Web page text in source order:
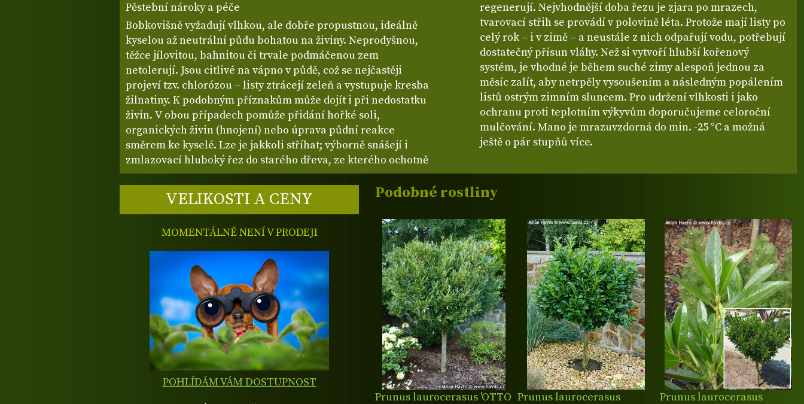
Pěstební nároky a péče
Bobkovišně vyžadují vlhkou, ale dobře propustnou, ideálně
kyselou až neutrální půdu bohatou na živiny. Neprodyšnou,
těžce jílovitou, bahnitou či trvale podmáčenou zem
netolerují. Jsou citlivé na vápno v půdě, což se nejčastěji
projeví tzv. chlorózou – listy ztrácejí zeleň a vystupuje kresba
žilnatiny. K podobným příznakům může dojít i při nedostatku
živin. V obou případech pomůže přidání hořké soli,
organických živin (hnojení) nebo úprava půdní reakce
směrem ke kyselé. Lze je jakkoli stříhat; výborně snášejí i
zmlazovací hluboký řez do starého dřeva, ze kterého ochotně
regenerují. Nejvhodnější doba řezu je zjara po mrazech,
tvarovací střih se provádí v polovině léta. Protože mají listy po
celý rok – i v zimě – a neustále z nich odpařují vodu, potřebují
dostatečný přísun vláhy. Než si vytvoří hlubší kořenový
systém, je vhodné je během suché zimy alespoň jednou za
měsíc zalít, aby netrpěly vysoušením a následným popálením
listů ostrým zimním sluncem. Pro udržení vlhkosti i jako
ochranu proti teplotním výkyvům doporučujeme celoroční
mulčování. Mano je mrazuvzdorná do min. -25 °C a možná
ještě o pár stupňů více.
VELIKOSTI A CENY
MOMENTÁLNĚ NENÍ V PRODEJI
POHLÍDÁM VÁM DOSTUPNOST
Podobné rostliny
Prunus laurocerasus 'OTTO Prunus laurocerasus Prunus laurocerasus